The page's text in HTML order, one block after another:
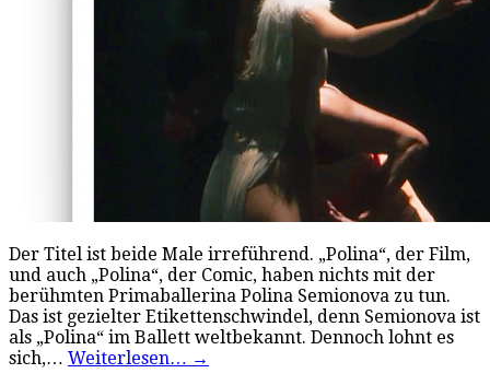
Der Titel ist beide Male irreführend. „Polina“, der Film,
und auch „Polina“, der Comic, haben nichts mit der
berühmten Primaballerina Polina Semionova zu tun.
Das ist gezielter Etikettenschwindel, denn Semionova ist
als „Polina“ im Ballett weltbekannt. Dennoch lohnt es
sich,… Weiterlesen… →